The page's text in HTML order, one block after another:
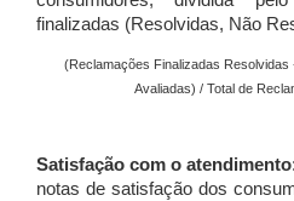
finalizadas (Resolvidas, Não
(Reclamações Finalizadas
Avaliadas) / Total de
Satisfação com o atendimento
notas de satisfação dos